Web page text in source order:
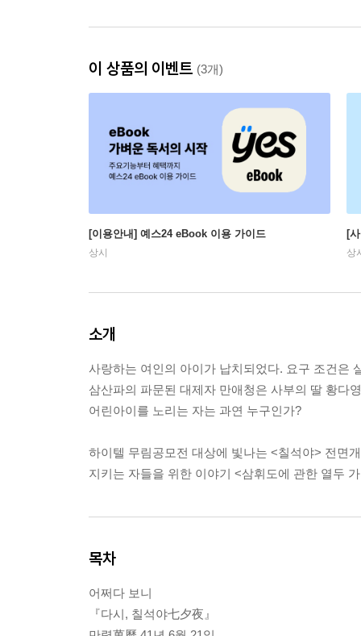
이 상품의 이벤트 (3개)
[이용안내] 예스24 eBook 이용 가이드
상시
[
상
소개
사랑하는 여인의 아이가 납치되었다. 요구 조건은
삼산파의 파문된 대제자 만애청은 사부의 딸 황다
어린아이를 노리는 자는 과연 누구인가?
하이텔 무림공모전 대상에 빛나는 <칠석야> 전면
지키는 자들을 위한 이야기 <삼휘도에 관한 열두
목차
어쩌다 보니
『다시, 칠석야七夕夜』